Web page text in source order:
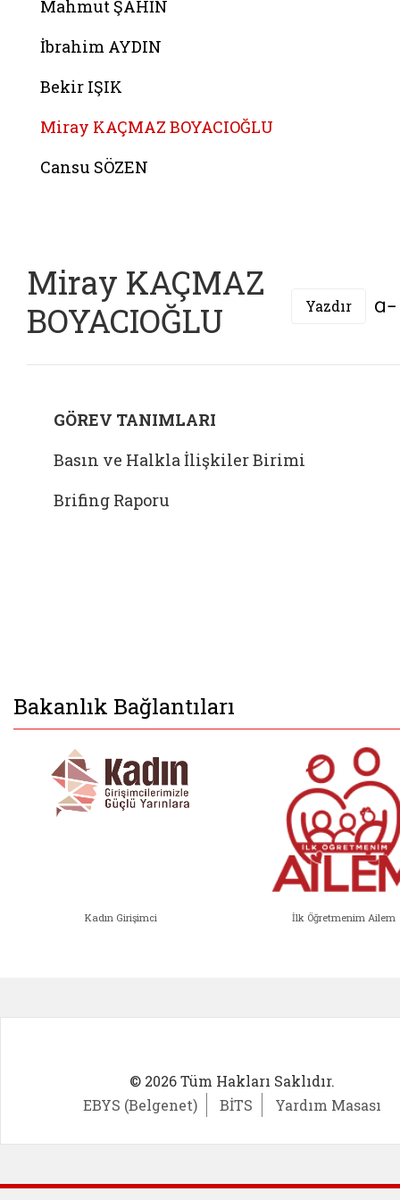
Mahmut ŞAHİN
İbrahim AYDIN
Bekir IŞIK
Miray KAÇMAZ BOYACIOĞLU
Cansu SÖZEN
Miray KAÇMAZ
BOYACIOĞLU
Yazdır
GÖREV TANIMLARI
Basın ve Halkla İlişkiler Birimi
Brifing Raporu
Bakanlık Bağlantıları
Kadın Girişimci İlk Öğretmenim Ailem
© 2026 Tüm Hakları Saklıdır.
EBYS (Belgenet)
BİTS Yardım Masası